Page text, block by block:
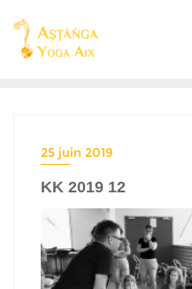
25 juin 2019
KK 2019 12